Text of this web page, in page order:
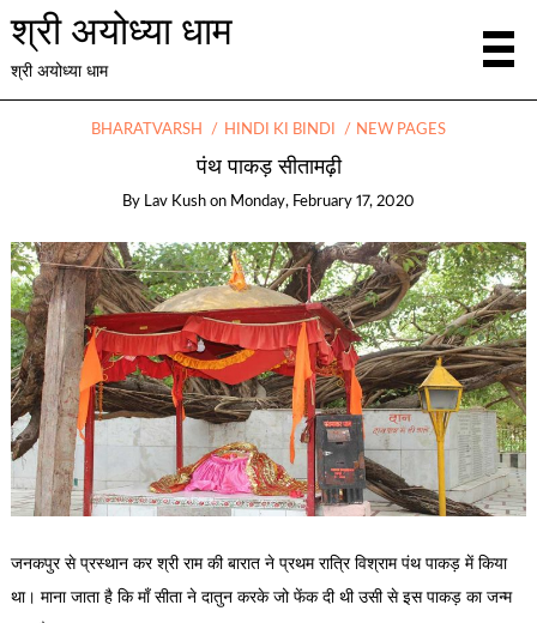
श्री अयोध्या धाम
श्री अयोध्या धाम
BHARATVARSH HINDI KI BINDI NEW PAGES
पंथ पाकड़ सीतामढ़ी
By Lav Kush on Monday, February 17, 2020
जनकपुर से प्रस्थान कर श्री राम की बारात ने प्रथम रात्रि विश्राम पंथ पाकड़ में किया
था। माना जाता है कि माँ सीता ने दातुन करके जो फेंक दी थी उसी से इस पाकड़ का जन्म